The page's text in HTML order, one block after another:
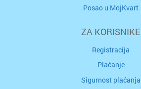
Posao u MojKvart
ZA KORISNIKE
Registracija
Plaćanje
Sigurnost plaćanja